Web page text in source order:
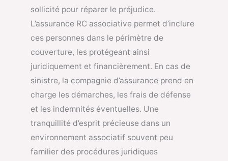
sollicité pour réparer le préjudice.
L’assurance RC associative permet d’inclure
ces personnes dans le périmètre de
couverture, les protégeant ainsi
juridiquement et financièrement. En cas de
sinistre, la compagnie d’assurance prend en
charge les démarches, les frais de défense
et les indemnités éventuelles. Une
tranquillité d’esprit précieuse dans un
environnement associatif souvent peu
familier des procédures juridiques